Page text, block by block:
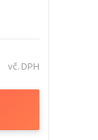
vč. DPH